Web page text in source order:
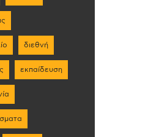
διεθνή
εκπαίδευση